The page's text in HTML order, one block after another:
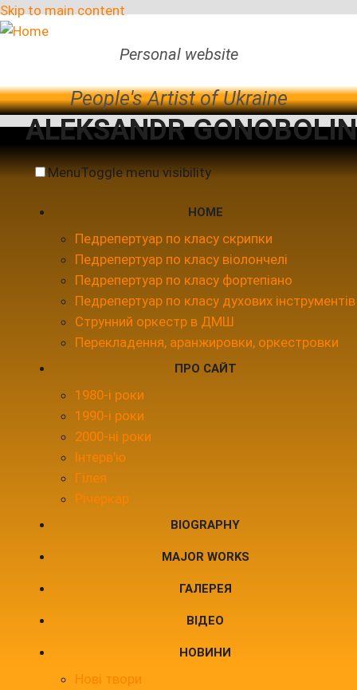
Skip to main content
Personal website
People's Artist of Ukraine
ALEKSANDR GONOBOLIN
MenuToggle menu visibility
HOME
Педрепертуар по класу скрипки
Педрепертуар по класу віолончелі
Педрепертуар по класу фортепіано
Педрепертуар по класу духових інструментів
Струнний оркестр в ДМШ
Перекладення, аранжировки, оркестровки
ПРО САЙТ
1980-і роки
1990-і роки
2000-ні роки
Інтерв'ю
Гілея
Річеркар
BIOGRAPHY
MAJOR WORKS
ГАЛЕРЕЯ
ВІДЕО
НОВИНИ
Нові твори